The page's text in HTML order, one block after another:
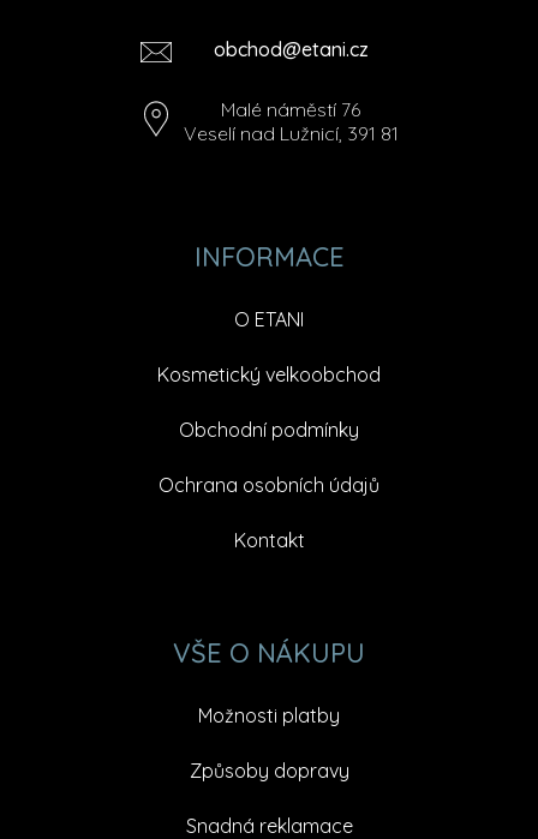
obchod@etani.cz
Malé náměstí 76
Veselí nad Lužnicí, 391 81
INFORMACE
O ETANI
Kosmetický velkoobchod
Obchodní podmínky
Ochrana osobních údajů
Kontakt
VŠE O NÁKUPU
Možnosti platby
Způsoby dopravy
Snadná reklamace